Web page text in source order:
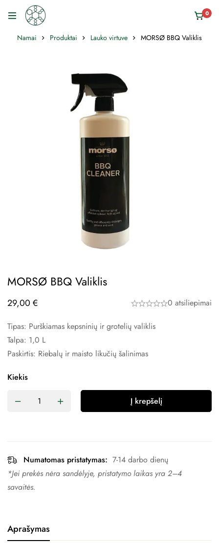
0
Namai Produktai Lauko virtuve MORSØ BBQ Valiklis
MORSØ BBQ Valiklis
29,00 € 0 atsiliepimai
Tipas: Purškiamas kepsninių ir grotelių valiklis
Talpa: 1,0 L
Paskirtis: Riebalų ir maisto likučių šalinimas
Kiekis
Į krepšelį
Numatomas pristatymas: 7-14 darbo dienų
*Jei prekės nėra sandėlyje, pristatymo laikas yra 2–4 ​​
savaitės.
Aprašymas